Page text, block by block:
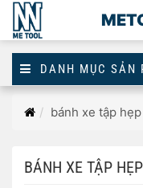
DANH MỤC SẢN
Trangbánh xe tập hẹp
BÁNH XE TẬP HẸP